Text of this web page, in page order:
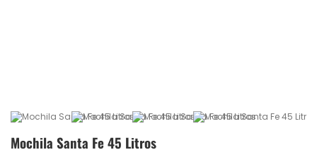
Mochila Santa Fe 45 Litros